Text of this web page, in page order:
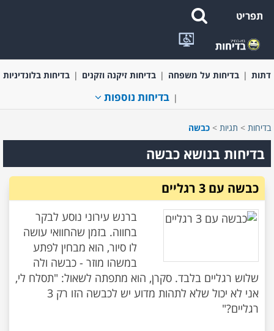
תפריט
בדיחות קצרות ומשפטים מצחיקים
דתות
בדיחות על משפחה בדיחות זיקנה וזקנים בדיחות בלונדיניות
בדיחות נוספות
בדיחות > תגיות > כבשה
בדיחות בנושא כבשה
כבשה עם 3 רגליים
ברנש עירוני נוסע לבקר
בחווה. בזמן שהחוואי עושה
לו סיור, הוא מבחין לפתע
במשהו מוזר - כבשה ולה
שלוש רגליים בלבד. סקרן, הוא מתפתה לשאול: "תסלח לי,
אני לא יכול שלא לתהות מדוע יש לכבשה הזו רק 3